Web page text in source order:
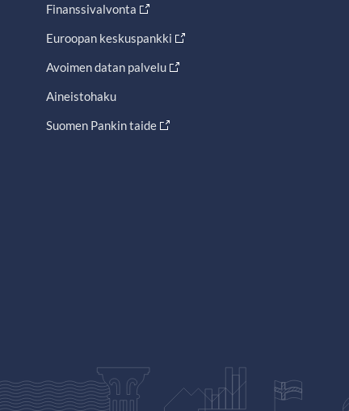
Finanssivalvonta
Euroopan keskuspankki
Avoimen datan palvelu
Aineistohaku
Suomen Pankin taide